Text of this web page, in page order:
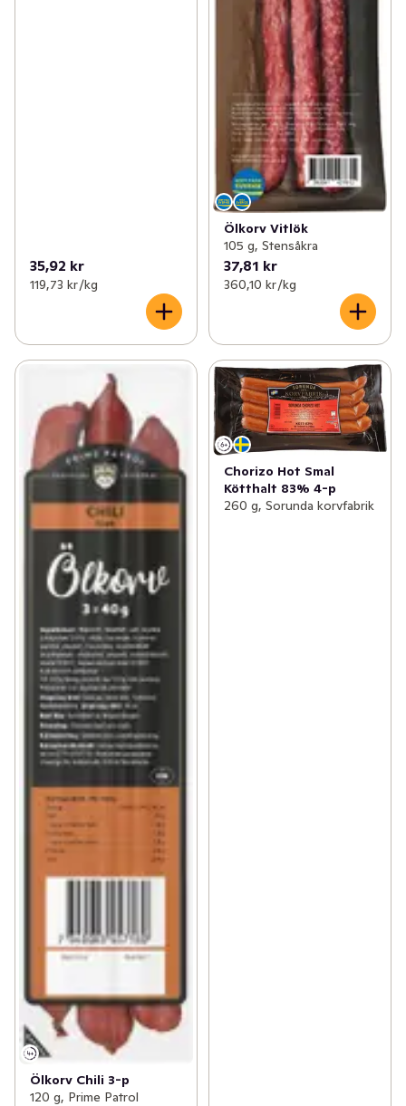
35,92 kr
119,73 kr /kg
Ölkorv Vitlök
105 g, Stensåkra
37,81 kr
360,10 kr /kg
Ölkorv Chili 3-p
120 g, Prime Patrol
Chorizo Hot Smal
Kötthalt 83% 4-p
260 g, Sorunda korvfabrik